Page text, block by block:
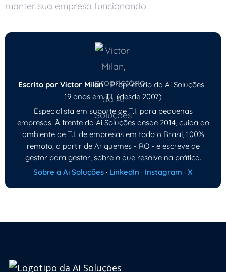
manter sua empresa funcionando.
Escrito por Victor Milan- Proprietário da Ai Soluções ·
19 anos em T.I. (desde 2007)
Especialista em suporte de T.I. para pequenas
empresas. À frente da Ai Soluções desde 2014, cuida do
ambiente de T.I. de empresas em todo o Brasil, 100%
remoto, a partir de Ariquemes - RO - e escreve de
gestor para gestor, sobre o que resolve na prática.
Sobre a Ai Soluções · LinkedIn · Instagram · X